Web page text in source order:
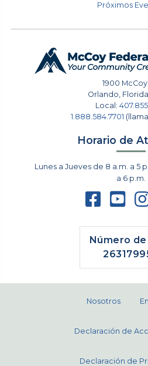
Próximos
1900 McCoy
Orlando Florida
Local:
1.888.584.7701
Horario de
Lunes a Jueves de 8 a.m. a 5
a 6 p.m.
Número de
Nosotros
Declaración de
Declaración de